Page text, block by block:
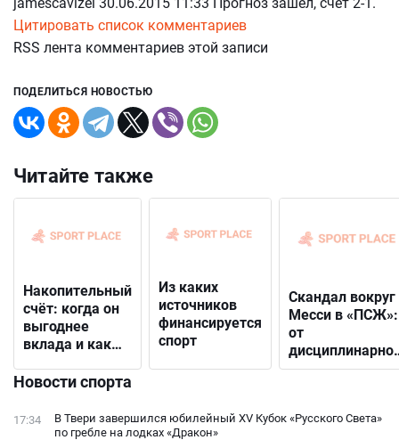
Цитировать список комментариев
RSS лента комментариев этой записи
ПОДЕЛИТЬСЯ НОВОСТЬЮ
Читайте также
Накопительный
счёт: когда он
выгоднее
вклада и как
подходящий
Из каких
источников
финансируется
спорт
Скандал вокруг
Месси в «ПСЖ»:
от
решения до
фанатами
Новости спорта
17:34
В Твери завершился юбилейный XV Кубок «Русского Света»
по гребле на лодках «Дракон»